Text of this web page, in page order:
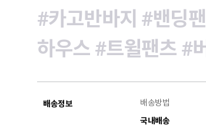
#카고반바지 #밴딩
하우스 #트윌팬츠 #
배송정보
배송방법
국내배송